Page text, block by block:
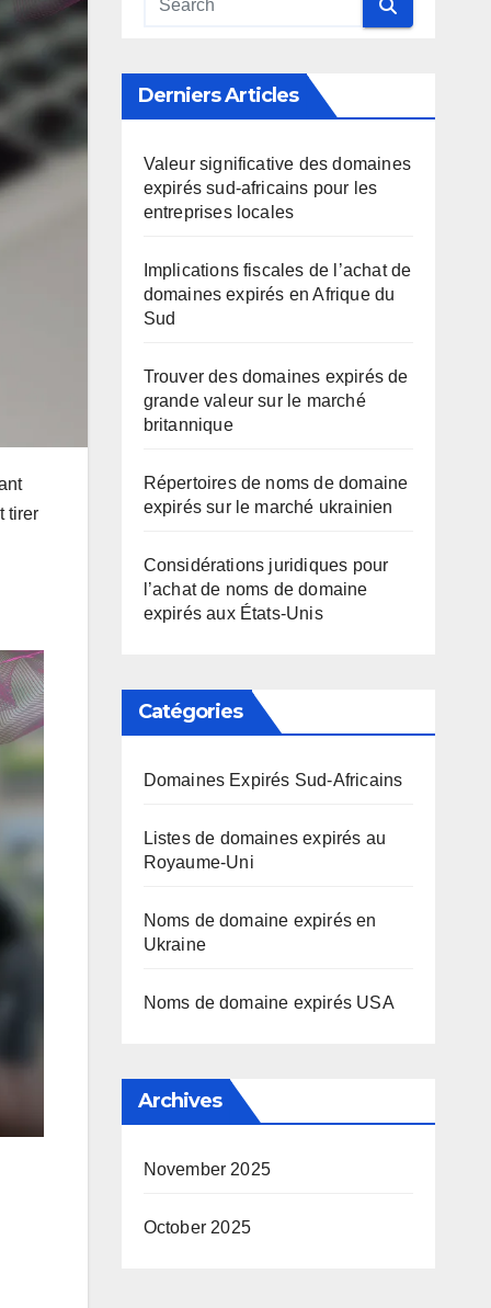
tirer
Derniers Articles
Valeur significative des domaines
expirés sud-africains pour les
entreprises locales
Implications fiscales de l’achat de
domaines expirés en Afrique du
Sud
Trouver des domaines expirés de
grande valeur sur le marché
britannique
Répertoires de noms de domaine
expirés sur le marché ukrainien
Considérations juridiques pour
l’achat de noms de domaine
expirés aux États-Unis
Catégories
Domaines Expirés Sud-Africains
Listes de domaines expirés au
Royaume-Uni
Noms de domaine expirés en
Ukraine
Noms de domaine expirés USA
Archives
November 2025
October 2025